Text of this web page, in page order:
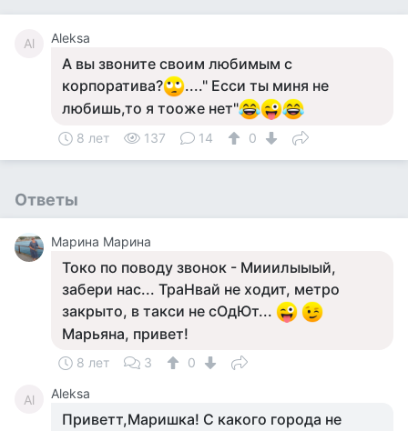
Al Aleksa
А вы звоните своим любимым с
корпоратива?
...." Есси ты миня не
любишь,то я тооже нет"
8 лет 137 14 0
Ответы
Марина Марина
Токо по поводу звонок - Мииилыыый,
забери нас... ТраНвай не ходит, метро
закрыто, в такси не сОдЮт...
Марьяна, привет!
8 лет 3 0
Al Aleksa
Приветт,Маришка! С какого города не